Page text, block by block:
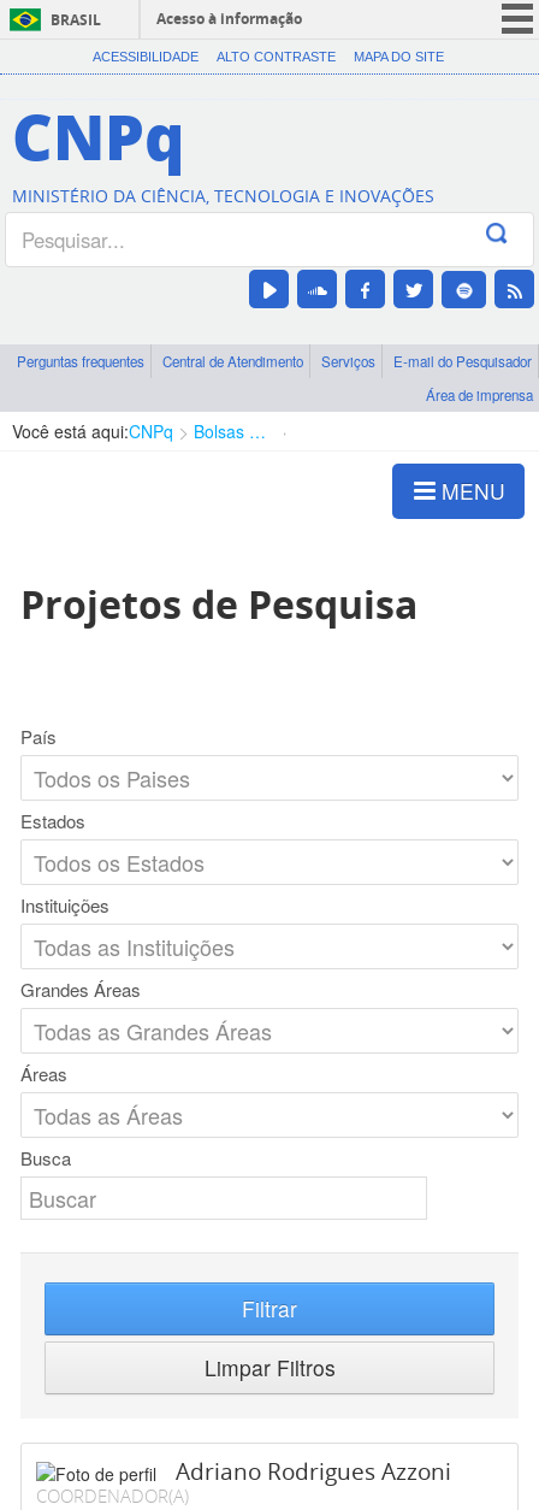
BRASIL
Acesso à informação
CORONAVÍRUS (COVID-19)
Canais
ACESSIBILIDADE ALTO CONTRASTE MAPA DO SITE
CNPq
MINISTÉRIO DA CIÊNCIA, TECNOLOGIA E INOVAÇÕES
Perguntas frequentes Central de Atendimento Serviços
E-mail do Pesquisador
Área de imprensa
Você está aqui:CNPq Bolsas e Auxílios Vigentes
MENU
Projetos de Pesquisa
País
Estados
Instituições
Grandes Áreas
Áreas
Busca
Filtrar
Limpar Filtros
Adriano Rodrigues Azzoni
COORDENADOR(A)